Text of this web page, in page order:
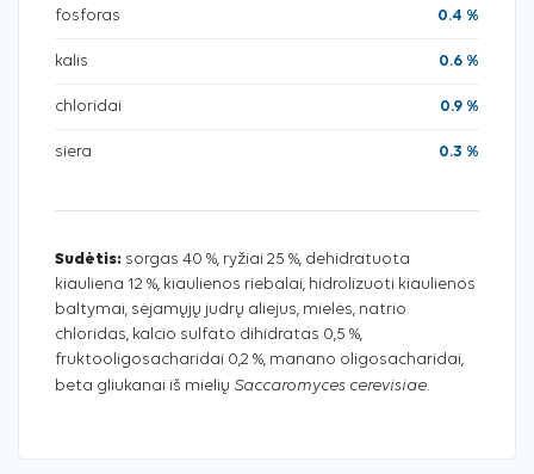
fosforas 0.4 %
kalis 0.6 %
chloridai 0.9 %
siera 0.3 %
Sudėtis: sorgas 40 %, ryžiai 25 %, dehidratuota
kiauliena 12 %, kiaulienos riebalai, hidrolizuoti kiaulienos
baltymai, sėjamųjų judrų aliejus, mielės, natrio
chloridas, kalcio sulfato dihidratas 0,5 %,
fruktooligosacharidai 0,2 %, manano oligosacharidai,
beta gliukanai iš mielių Saccaromyces cerevisiae.